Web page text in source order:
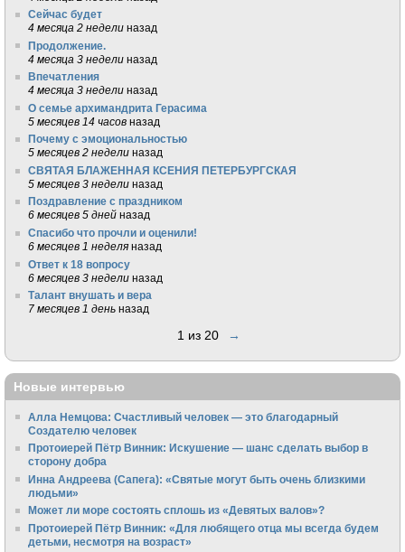
Сейчас будет
4 месяца 2 недели назад
Продолжение.
4 месяца 3 недели назад
Впечатления
4 месяца 3 недели назад
О семье архимандрита Герасима
5 месяцев 14 часов назад
Почему с эмоциональностью
5 месяцев 2 недели назад
СВЯТАЯ БЛАЖЕННАЯ КСЕНИЯ ПЕТЕРБУРГСКАЯ
5 месяцев 3 недели назад
Поздравление с праздником
6 месяцев 5 дней назад
Спасибо что прочли и оценили!
6 месяцев 1 неделя назад
Ответ к 18 вопросу
6 месяцев 3 недели назад
Талант внушать и вера
7 месяцев 1 день назад
1 из 20 →
Новые интервью
Алла Немцова: Счастливый человек — это благодарный
Создателю человек
Протоиерей Пётр Винник: Искушение — шанс сделать выбор в
сторону добра
Инна Андреева (Сапега): «Святые могут быть очень близкими
людьми»
Может ли море состоять сплошь из «Девятых валов»?
Протоиерей Пётр Винник: «Для любящего отца мы всегда будем
детьми, несмотря на возраст»